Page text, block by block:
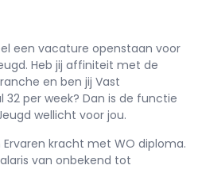
een vacature openstaan voor
. Heb jij affiniteit met de
en ben jij Vast
32 per week? Dan is de functie
wellicht voor jou.
Ervaren kracht met WO diploma.
van onbekend tot